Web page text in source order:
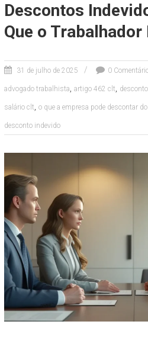
Descontos
Que o Trabalhador
31 de julho de 2025 0
advogado trabalhista, artigo 462 clt,
salário clt, o que a empresa pode descontar
desconto indevido